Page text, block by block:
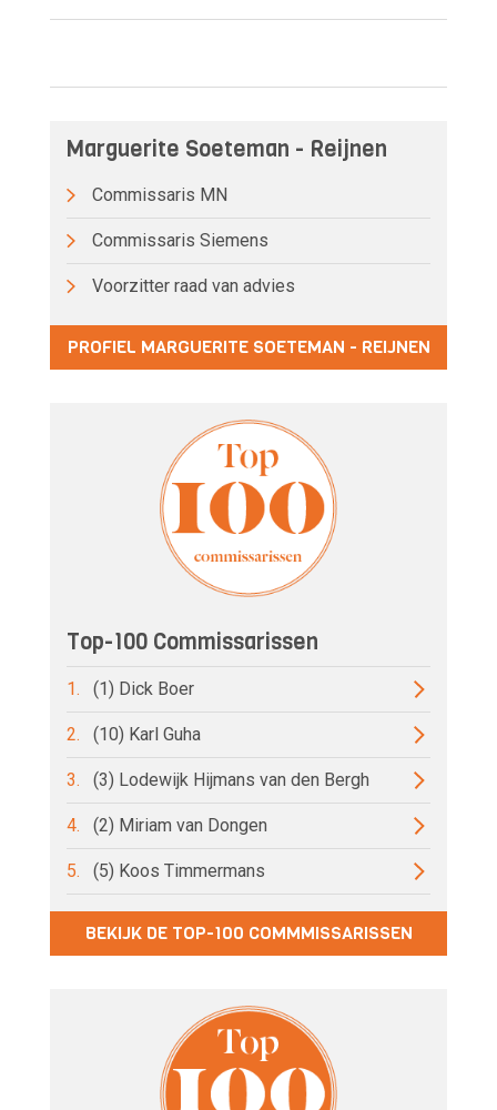
Marguerite Soeteman - Reijnen
Commissaris MN
Commissaris Siemens
Voorzitter raad van advies
PROFIEL MARGUERITE SOETEMAN - REIJNEN
Top-100 Commissarissen
1. (1) Dick Boer
2. (10) Karl Guha
3. (3) Lodewijk Hijmans van den Bergh
4. (2) Miriam van Dongen
5. (5) Koos Timmermans
BEKIJK DE TOP-100 COMMMISSARISSEN